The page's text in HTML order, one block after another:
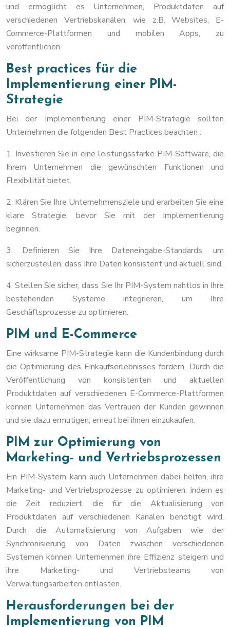
und ermöglicht es Unternehmen, Produktdaten auf
verschiedenen Vertriebskanälen, wie z.B. Websites, E-
Commerce-Plattformen und mobilen Apps, zu
veröffentlichen.
Best practices für die
Implementierung einer PIM-
Strategie
Bei der Implementierung einer PIM-Strategie sollten
Unternehmen die folgenden Best Practices beachten :
1. Investieren Sie in eine leistungsstarke PIM-Software, die
Ihrem Unternehmen die gewünschten Funktionen und
Flexibilität bietet.
2. Klären Sie Ihre Unternehmensziele und erarbeiten Sie eine
klare Strategie, bevor Sie mit der Implementierung
beginnen.
3. Definieren Sie Ihre Dateneingabe-Standards, um
sicherzustellen, dass Ihre Daten konsistent und aktuell sind.
4. Stellen Sie sicher, dass Sie Ihr PIM-System nahtlos in Ihre
bestehenden Systeme integrieren, um Ihre
Geschäftsprozesse zu optimieren.
PIM und E-Commerce
Eine wirksame PIM-Strategie kann die Kundenbindung durch
die Optimierung des Einkaufserlebnisses fördern. Durch die
Veröffentlichung von konsistenten und aktuellen
Produktdaten auf verschiedenen E-Commerce-Plattformen
können Unternehmen das Vertrauen der Kunden gewinnen
und sie dazu ermutigen, erneut bei ihnen einzukaufen.
PIM zur Optimierung von
Marketing- und Vertriebsprozessen
Ein PIM-System kann auch Unternehmen dabei helfen, ihre
Marketing- und Vertriebsprozesse zu optimieren, indem es
die Zeit reduziert, die für die Aktualisierung von
Produktdaten auf verschiedenen Kanälen benötigt wird.
Durch die Automatisierung von Aufgaben wie der
Synchronisierung von Daten zwischen verschiedenen
Systemen können Unternehmen ihre Effizienz steigern und
ihre Marketing- und Vertriebsteams von
Verwaltungsarbeiten entlasten.
Herausforderungen bei der
Implementierung von PIM